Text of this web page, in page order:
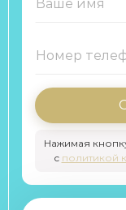
Нажимая
с политикой